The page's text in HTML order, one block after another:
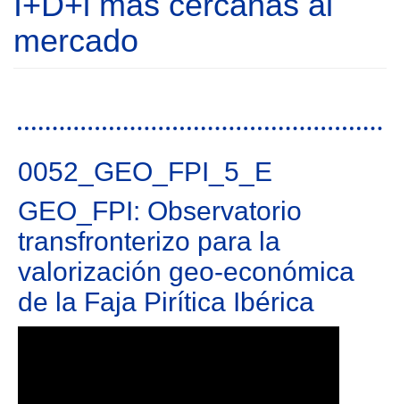
Documents
mercado
0052_GEO_FPI_5_E
GEO_FPI: Observatorio
transfronterizo para la
valorización geo-económica
de la Faja Pirítica Ibérica